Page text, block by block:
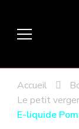
Accueil
Le petit verger
E-liquide